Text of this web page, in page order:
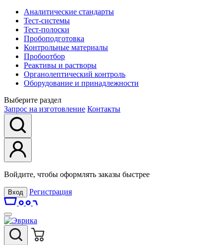
Аналитические стандарты
Тест-системы
Тест-полоски
Пробоподготовка
Контрольные материалы
Пробоотбор
Реактивы и растворы
Органолептический контроль
Оборудование и принадлежности
Выберите раздел
Запрос на изготовление Контакты
Войдите, чтобы оформлять заказы быстрее
Вход Регистрация